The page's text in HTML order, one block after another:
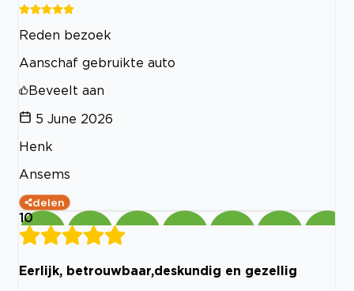
Reden bezoek
Aanschaf gebruikte auto
Beveelt aan
5 June 2026
Henk
Ansems
delen
10
Eerlijk, betrouwbaar,deskundig en gezellig